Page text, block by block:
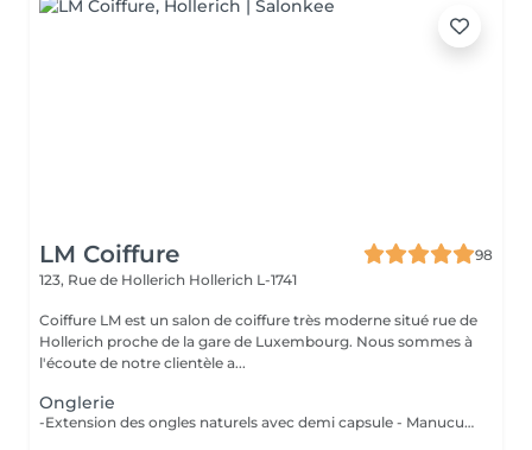
LM Coiffure
98
123, Rue de Hollerich Hollerich L-1741
Coiffure LM est un salon de coiffure très moderne situé rue de
Hollerich proche de la gare de Luxembourg. Nous sommes à
l'écoute de notre clientèle a...
Onglerie
-Extension des ongles naturels avec demi capsule - Manucure combinée incluse ( Si vous voulez une french babyboomer, déco, veuillez svp cocher l'onglet en plus) - Remplissage de vos ongles avec du gel - Entre 3 et 4 semaine maximum